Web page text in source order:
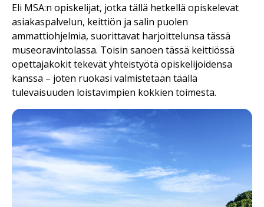
Eli MSA:n opiskelijat, jotka tällä hetkellä opiskelevat
asiakaspalvelun, keittiön ja salin puolen
ammattiohjelmia, suorittavat harjoittelunsa tässä
museoravintolassa. Toisin sanoen tässä keittiössä
opettajakokit tekevät yhteistyötä opiskelijoidensa
kanssa – joten ruokasi valmistetaan täällä
tulevaisuuden loistavimpien kokkien toimesta.